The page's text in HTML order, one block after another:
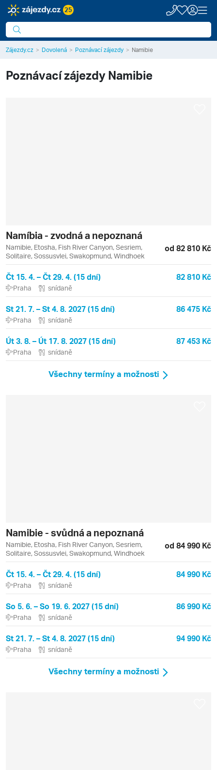
25
Zájezdy.cz Dovolená Poznávací zájezdy Namibie
Poznávací zájezdyNamibie
Namíbia - zvodná a nepoznaná
Namibie, Etosha, Fish River Canyon, Sesriem,
Solitaire, Sossusvlei, Swakopmund, Windhoek
od 82 810 Kč
Čt 15. 4. – Čt 29. 4. (15 dní) 82 810 Kč
Praha snídaně
St 21. 7. – St 4. 8. 2027 (15 dní) 86 475 Kč
Praha snídaně
Út 3. 8. – Út 17. 8. 2027 (15 dní) 87 453 Kč
Praha snídaně
Všechny termíny a možnosti
Namibie - svůdná a nepoznaná
Namibie, Etosha, Fish River Canyon, Sesriem,
Solitaire, Sossusvlei, Swakopmund, Windhoek
od 84 990 Kč
Čt 15. 4. – Čt 29. 4. (15 dní) 84 990 Kč
Praha snídaně
So 5. 6. – So 19. 6. 2027 (15 dní) 86 990 Kč
Praha snídaně
St 21. 7. – St 4. 8. 2027 (15 dní) 94 990 Kč
Praha snídaně
Všechny termíny a možnosti